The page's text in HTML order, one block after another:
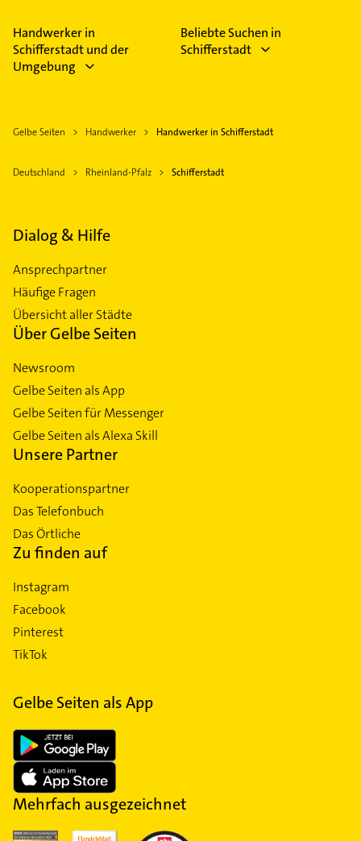
Handwerker in
Schifferstadt und der
Umgebung
Beliebte Suchen in
Schifferstadt
Gelbe Seiten Handwerker Handwerker in Schifferstadt
Deutschland Rheinland-Pfalz Schifferstadt
Dialog & Hilfe
Ansprechpartner
Häufige Fragen
Übersicht aller Städte
Über Gelbe Seiten
Newsroom
Gelbe Seiten als App
Gelbe Seiten für Messenger
Gelbe Seiten als Alexa Skill
Unsere Partner
Kooperationspartner
Das Telefonbuch
Das Örtliche
Zu finden auf
Instagram
Facebook
Pinterest
TikTok
Gelbe Seiten als App
Mehrfach ausgezeichnet